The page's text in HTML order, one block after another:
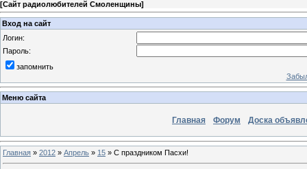
[Сайт радиолюбителей Смоленщины]
Вход на сайт
Логин:
Пароль:
запомнить
Меню сайта
Главная Форум Доска
Главная » 2012 » Апрель » 15 » С праздником Пасхи!